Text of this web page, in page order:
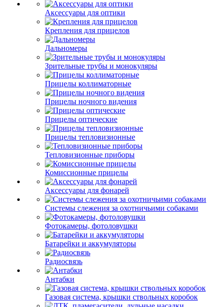
Аксессуары для оптики
Крепления для прицелов
Дальномеры
Зрительные трубы и монокуляры
Прицелы коллиматорные
Прицелы ночного видения
Прицелы оптические
Прицелы тепловизионные
Тепловизионные приборы
Комиссионные прицелы
Аксессуары для фонарей
Системы слежения за охотничьими собаками
Фотокамеры, фотоловушки
Батарейки и аккумуляторы
Радиосвязь
Антабки
Газовая система, крышки ствольных коробок